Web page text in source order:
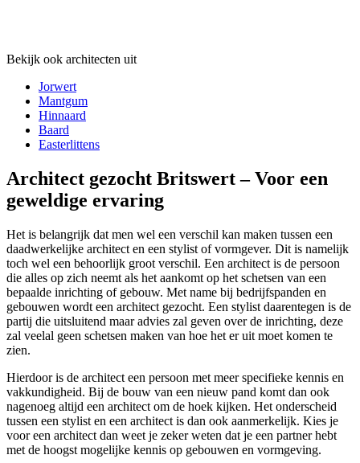
Bekijk ook architecten uit
Jorwert
Mantgum
Hinnaard
Baard
Easterlittens
Architect gezocht Britswert – Voor een
geweldige ervaring
Het is belangrijk dat men wel een verschil kan maken tussen een
daadwerkelijke architect en een stylist of vormgever. Dit is namelijk
toch wel een behoorlijk groot verschil. Een architect is de persoon
die alles op zich neemt als het aankomt op het schetsen van een
bepaalde inrichting of gebouw. Met name bij bedrijfspanden en
gebouwen wordt een architect gezocht. Een stylist daarentegen is de
partij die uitsluitend maar advies zal geven over de inrichting, deze
zal veelal geen schetsen maken van hoe het er uit moet komen te
zien.
Hierdoor is de architect een persoon met meer specifieke kennis en
vakkundigheid. Bij de bouw van een nieuw pand komt dan ook
nagenoeg altijd een architect om de hoek kijken. Het onderscheid
tussen een stylist en een architect is dan ook aanmerkelijk. Kies je
voor een architect dan weet je zeker weten dat je een partner hebt
met de hoogst mogelijke kennis op gebouwen en vormgeving.